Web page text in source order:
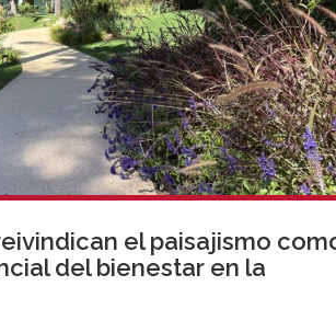
el paisajismo
del bienestar en la